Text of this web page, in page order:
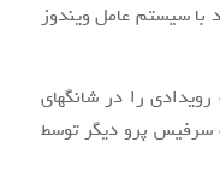
سیستم عامل ویندوز
رویدادی را در شانگهای
سرفیس پرو دیگر توسط